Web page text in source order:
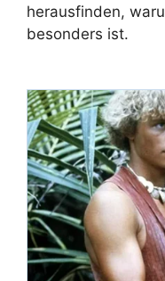
herausfinden,
besonders ist.